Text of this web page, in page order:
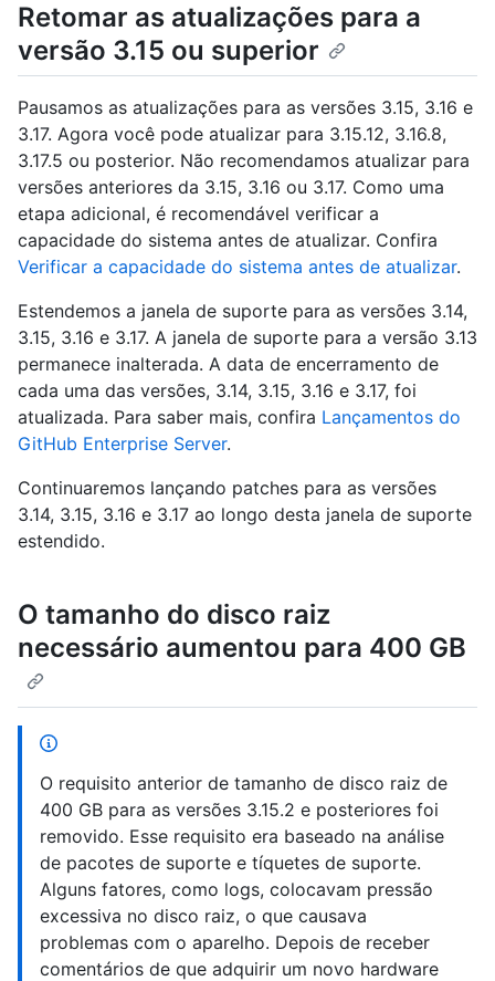
Retomar as atualizações para a
versão 3.15 ou superior
Pausamos as atualizações para as versões 3.15, 3.16 e
3.17. Agora você pode atualizar para 3.15.12, 3.16.8,
3.17.5 ou posterior. Não recomendamos atualizar para
versões anteriores da 3.15, 3.16 ou 3.17. Como uma
etapa adicional, é recomendável verificar a
capacidade do sistema antes de atualizar. Confira
Verificar a capacidade do sistema antes de atualizar.
Estendemos a janela de suporte para as versões 3.14,
3.15, 3.16 e 3.17. A janela de suporte para a versão 3.13
permanece inalterada. A data de encerramento de
cada uma das versões, 3.14, 3.15, 3.16 e 3.17, foi
atualizada. Para saber mais, confira Lançamentos do
GitHub Enterprise Server.
Continuaremos lançando patches para as versões
3.14, 3.15, 3.16 e 3.17 ao longo desta janela de suporte
estendido.
O tamanho do disco raiz
necessário aumentou para 400 GB
O requisito anterior de tamanho de disco raiz de
400 GB para as versões 3.15.2 e posteriores foi
removido. Esse requisito era baseado na análise
de pacotes de suporte e tíquetes de suporte.
Alguns fatores, como logs, colocavam pressão
excessiva no disco raiz, o que causava
problemas com o aparelho. Depois de receber
comentários de que adquirir um novo hardware